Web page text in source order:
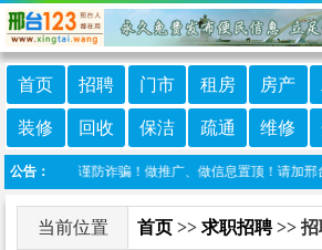
首页 招聘 门市 租房 房产
装修 回收 保洁 疏通 维修
公告：
警惕，谨防诈骗！做推广、做信息置顶！请加邢台
当前位置 首页 >> 求职招聘>> 招